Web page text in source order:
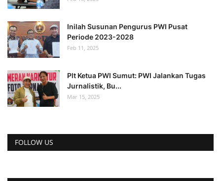
Inilah Susunan Pengurus PWI Pusat
Periode 2023-2028
Feb 11, 2025
Plt Ketua PWI Sumut: PWI Jalankan Tugas
Jurnalistik, Bu...
Mar 15, 2025
FOLLOW US